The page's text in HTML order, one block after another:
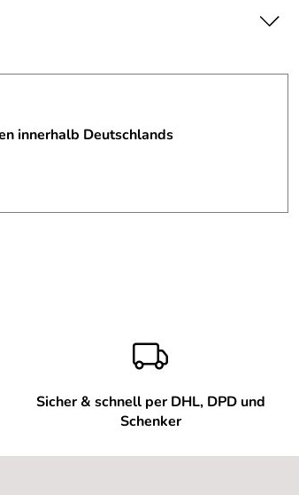
innerhalb Deutschlands
Sicher & schnell per DHL, DPD und
Schenker